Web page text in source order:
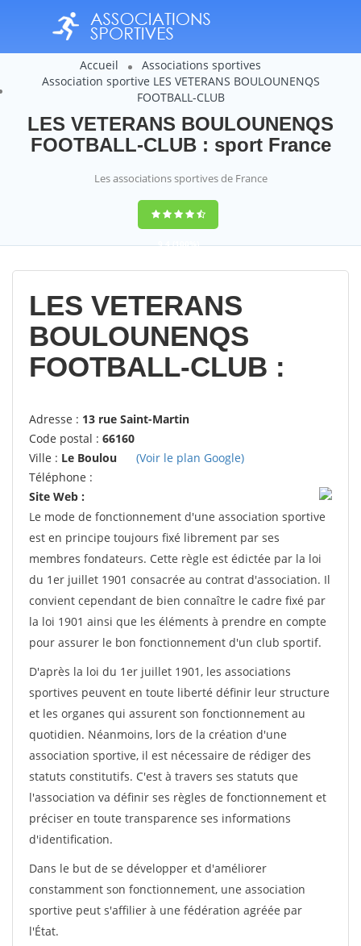
Accueil
Associations sportives
Association sportive LES VETERANS BOULOUNENQS
FOOTBALL-CLUB
LES VETERANS BOULOUNENQS
FOOTBALL-CLUB : sport France
Les associations sportives de France
9,4(100%)
14358votes
LES VETERANS
BOULOUNENQS
FOOTBALL-CLUB :
Adresse : 13 rue Saint-Martin
Code postal : 66160
Ville : Le Boulou
(Voir le plan Google)
Téléphone :
Site Web :
Le mode de fonctionnement d'une association sportive
est en principe toujours fixé librement par ses
membres fondateurs. Cette règle est édictée par la loi
du 1er juillet 1901 consacrée au contrat d'association. Il
convient cependant de bien connaître le cadre fixé par
la loi 1901 ainsi que les éléments à prendre en compte
pour assurer le bon fonctionnement d'un club sportif.
D'après la loi du 1er juillet 1901, les associations
sportives peuvent en toute liberté définir leur structure
et les organes qui assurent son fonctionnement au
quotidien. Néanmoins, lors de la création d'une
association sportive, il est nécessaire de rédiger des
statuts constitutifs. C'est à travers ses statuts que
l'association va définir ses règles de fonctionnement et
préciser en toute transparence ses informations
d'identification.
Dans le but de se développer et d'améliorer
constamment son fonctionnement, une association
sportive peut s'affilier à une fédération agréée par
l'État.